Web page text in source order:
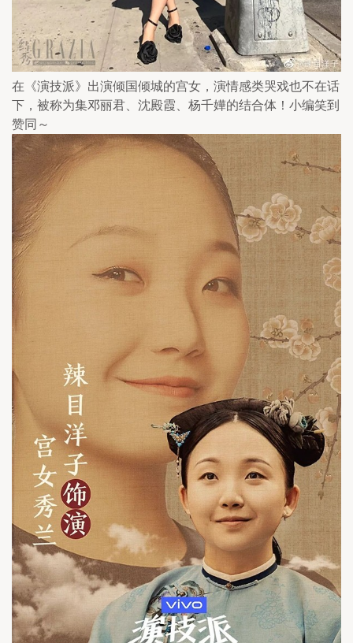
在《演技派》出演倾国倾城的宫女，演情感类哭戏也不在话
下，被称为集邓丽君、沈殿霞、杨千嬅的结合体！小编笑到
赞同～